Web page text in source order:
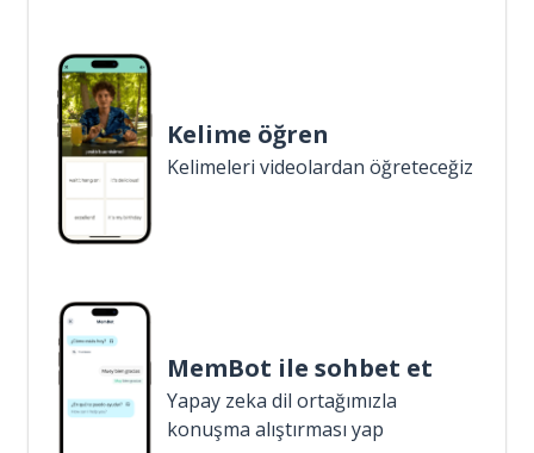
Kelime öğren
Kelimeleri videolardan öğreteceğiz
MemBot ile sohbet et
Yapay zeka dil ortağımızla
konuşma alıştırması yap